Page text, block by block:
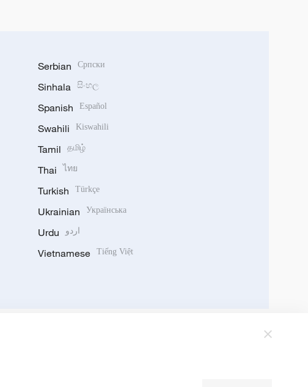
Serbian Српски
Sinhala සිංහල
Spanish Español
Swahili Kiswahili
Tamil தமிழ்
Thai ไทย
Turkish Türkçe
Ukrainian Українська
Urdu اردو
Vietnamese Tiếng Việt